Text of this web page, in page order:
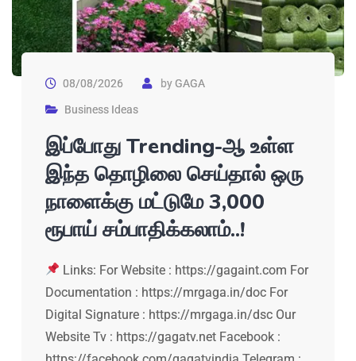
08/08/2026 byGAGA
Business Ideas
இப்போது Trending-ஆ உள்ள
இந்த தொழிலை செய்தால் ஒரு
நாளைக்கு மட்டுமே 3,000
ரூபாய் சம்பாதிக்கலாம்..!
Links: For Website : https://gagaint.com For
Documentation : https://mrgaga.in/doc For
Digital Signature : https://mrgaga.in/dsc Our
Website Tv : https://gagatv.net Facebook :